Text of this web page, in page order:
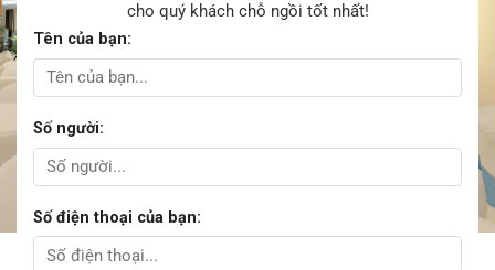
cho quý khách chỗ ngồi tốt nhất!
Tên của bạn:
Số người:
Số điện thoại của bạn: